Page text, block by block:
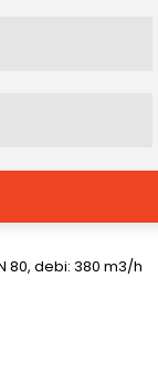
80, debi: 380 m3/h